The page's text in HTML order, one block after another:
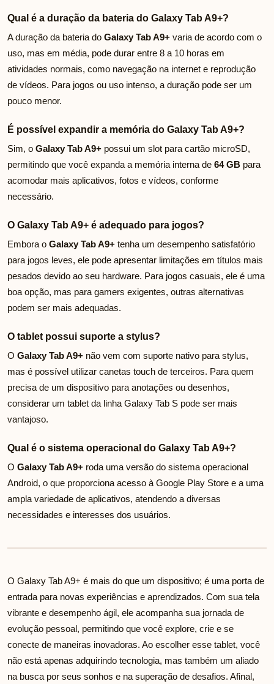
Qual é a duração da bateria do Galaxy Tab A9+?
A duração da bateria do Galaxy Tab A9+ varia de acordo com o
uso, mas em média, pode durar entre 8 a 10 horas em
atividades normais, como navegação na internet e reprodução
de vídeos. Para jogos ou uso intenso, a duração pode ser um
pouco menor.
É possível expandir a memória do Galaxy Tab A9+?
Sim, o Galaxy Tab A9+ possui um slot para cartão microSD,
permitindo que você expanda a memória interna de 64 GB para
acomodar mais aplicativos, fotos e vídeos, conforme
necessário.
O Galaxy Tab A9+ é adequado para jogos?
Embora o Galaxy Tab A9+ tenha um desempenho satisfatório
para jogos leves, ele pode apresentar limitações em títulos mais
pesados devido ao seu hardware. Para jogos casuais, ele é uma
boa opção, mas para gamers exigentes, outras alternativas
podem ser mais adequadas.
O tablet possui suporte a stylus?
O Galaxy Tab A9+ não vem com suporte nativo para stylus,
mas é possível utilizar canetas touch de terceiros. Para quem
precisa de um dispositivo para anotações ou desenhos,
considerar um tablet da linha Galaxy Tab S pode ser mais
vantajoso.
Qual é o sistema operacional do Galaxy Tab A9+?
O Galaxy Tab A9+ roda uma versão do sistema operacional
Android, o que proporciona acesso à Google Play Store e a uma
ampla variedade de aplicativos, atendendo a diversas
necessidades e interesses dos usuários.
O Galaxy Tab A9+ é mais do que um dispositivo; é uma porta de
entrada para novas experiências e aprendizados. Com sua tela
vibrante e desempenho ágil, ele acompanha sua jornada de
evolução pessoal, permitindo que você explore, crie e se
conecte de maneiras inovadoras. Ao escolher esse tablet, você
não está apenas adquirindo tecnologia, mas também um aliado
na busca por seus sonhos e na superação de desafios. Afinal,